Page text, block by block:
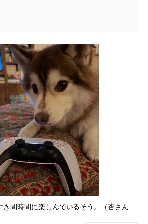
き間時間に楽しんでいるそう。（杏さん